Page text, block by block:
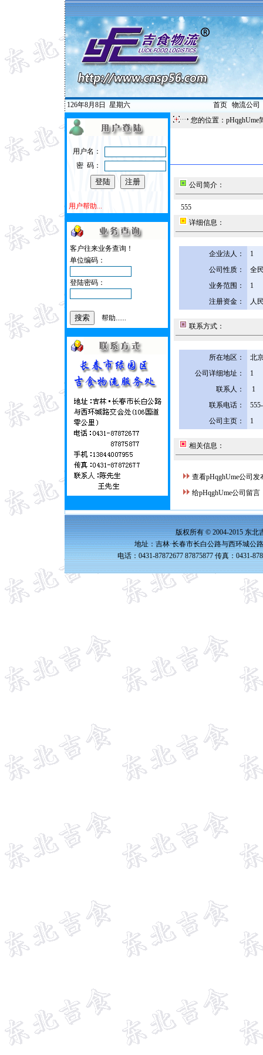
126年8月8日 星期六 首页| 物流公司
用户名：
密 码：
用户帮助...
客户往来业务查询！
单位编码：
登陆密码：
帮助......
您的位置：pHqghUme
公司简介：
555
详细信息：
企业法人：
1
公司性质：
全
业务范围：
1
注册资金：
人
联系方式：
所在地区：
北
公司详细地址：
1
联系人：
1
联系电话：
公司主页：
1
相关信息：
查看pHqghUme公司发
给pHqghUme公司留言
版权所有 © 2004-2015 东北
地址：吉林·长春市长白公路与西环城公
电话：0431-87872677 87875877 传真：0431-